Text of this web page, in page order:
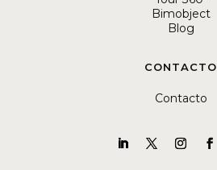
Bimobject
Blog
CONTACTO
Contacto